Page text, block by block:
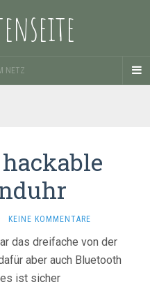
NETZ
KEINE KOMMENTARE
das dreifache von der
aber auch Bluetooth
ist sicher